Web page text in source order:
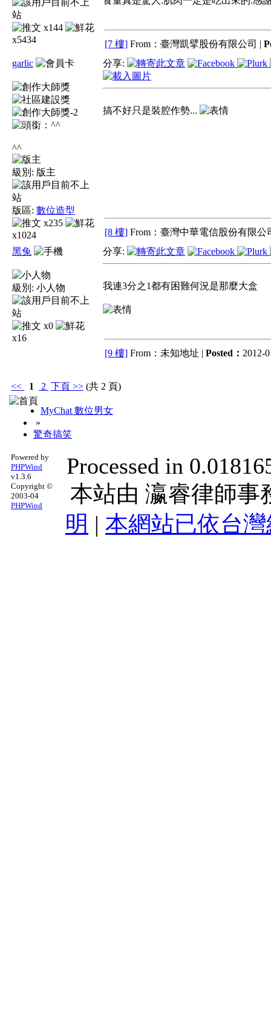
x144
x5434
[7 樓] From：臺灣凱擘股份有限公司 |
garlic
^^
級別: 版主
版區: 數位造型
x235
x1024
分享:
搞不好只是裝腔作勢...
[8 樓] From：臺灣中華電信股份有限公
黑兔
級別: 小人物
x0
x16
分享:
我連3分之1都有困難何況是那麼大盒
[9 樓] From：未知地址 | Posted： 2012-
<< 1 2 下頁 >> (共 2 頁)
MyChat 數位男女
»
驚奇搞笑
Powered by
PHPWind
v1.3.6
Copyright ©
2003-04
PHPWind
Processed in
本站由 瀛睿律師事
明 | 本網站已依台